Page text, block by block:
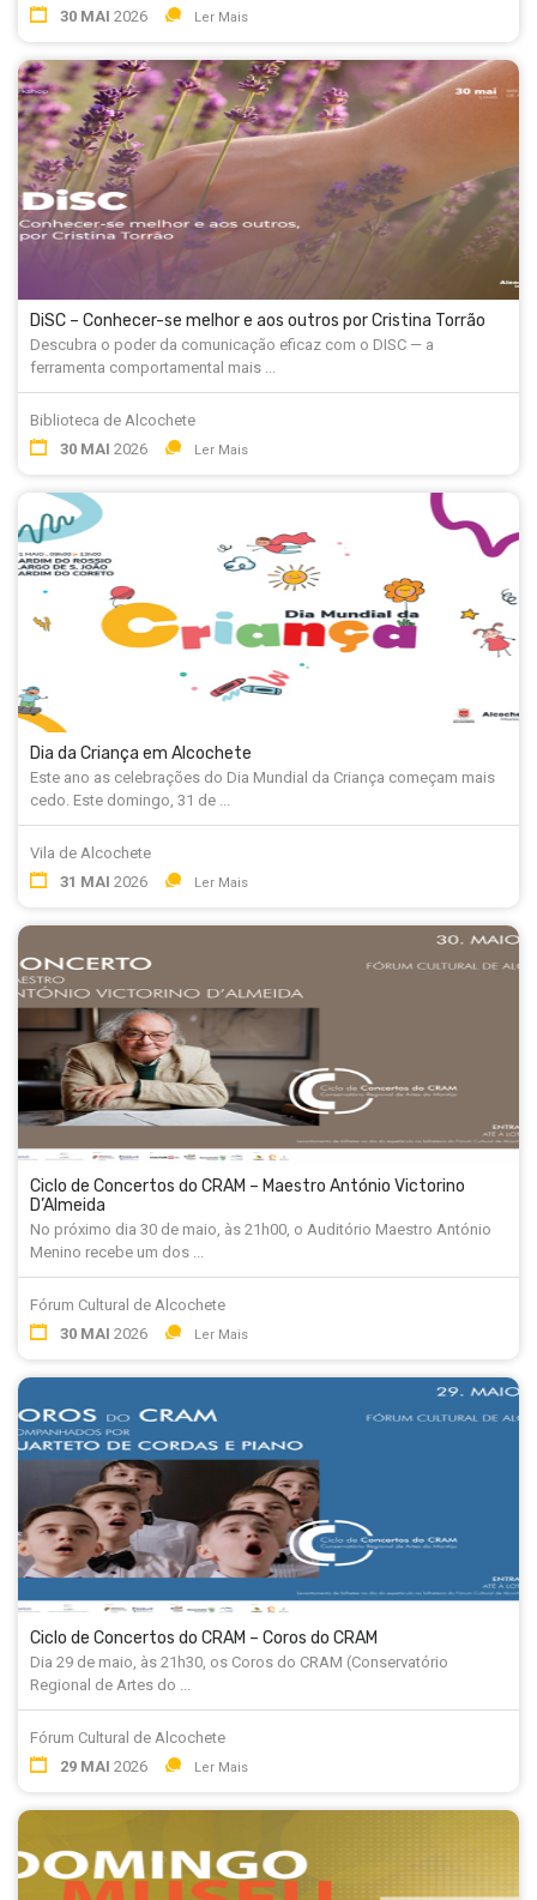
30 MAI 2026 Ler Mais
DiSC – Conhecer-se melhor e aos outros por Cristina Torrão
Descubra o poder da comunicação eficaz com o DISC — a
ferramenta comportamental mais ...
Biblioteca de Alcochete
30 MAI 2026 Ler Mais
Dia da Criança em Alcochete
Este ano as celebrações do Dia Mundial da Criança começam mais
cedo. Este domingo, 31 de ...
Vila de Alcochete
31 MAI 2026 Ler Mais
Ciclo de Concertos do CRAM – Maestro António Victorino
D’Almeida
No próximo dia 30 de maio, às 21h00, o Auditório Maestro António
Menino recebe um dos ...
Fórum Cultural de Alcochete
30 MAI 2026 Ler Mais
Ciclo de Concertos do CRAM – Coros do CRAM
Dia 29 de maio, às 21h30, os Coros do CRAM (Conservatório
Regional de Artes do ...
Fórum Cultural de Alcochete
29 MAI 2026 Ler Mais